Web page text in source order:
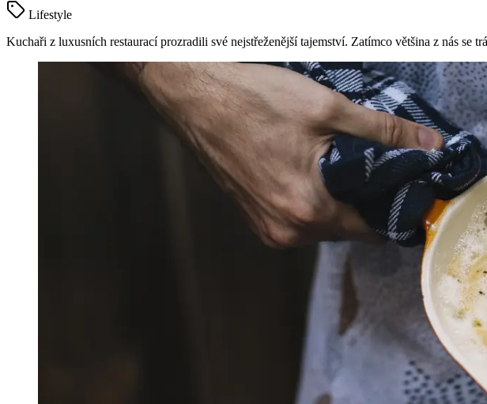
Lifestyle
Kuchaři z luxusních restaurací prozradili své nejstřeženější tajemství. Zatímco většina z nás